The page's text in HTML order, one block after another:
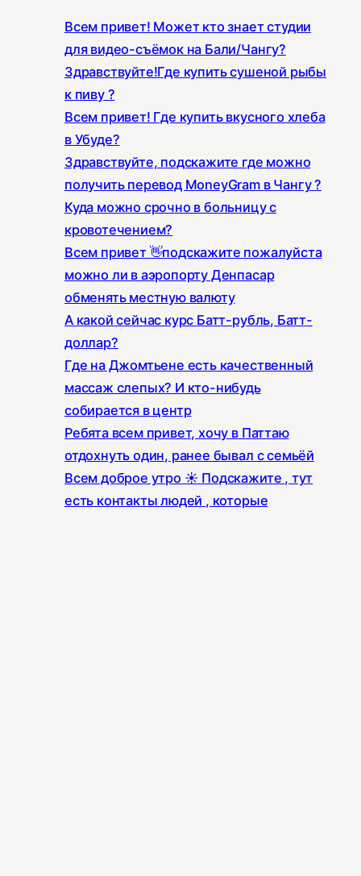
Всем привет! Может кто знает студии
для видео-съёмок на Бали/Чангу?
Здравствуйте!Где купить сушеной рыбы
к пиву ?
Всем привет! Где купить вкусного хлеба
в Убуде?
Здравствуйте, подскажите где можно
получить перевод MoneyGram в Чангу ?
Куда можно срочно в больницу с
кровотечением?
Всем привет 👋подскажите пожалуйста
можно ли в аэропорту Денпасар
обменять местную валюту
А какой сейчас курс Батт-рубль, Батт-
доллар?
Где на Джомтьене есть качественный
массаж слепых? И кто-нибудь
собирается в центр
Ребята всем привет, хочу в Паттаю
отдохнуть один, ранее бывал с семьёй
Всем доброе утро ☀️ Подскажите , тут
есть контакты людей , которые